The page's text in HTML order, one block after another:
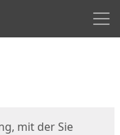
mit der Sie